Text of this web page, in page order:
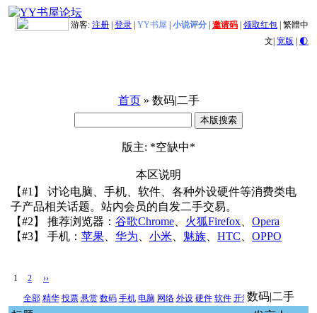
游客: 注册 登录 YY书屋 小说评分 邀请码 领取红包 繁體中
文| 宽版 | 🌓
首页» 数码|二手
版主: *空缺中*
本区说明
【#1】 讨论电脑、手机、软件、各种外设硬件等消费类电
子产品相关话题。站内会员的自发二手交易。
【#2】 推荐浏览器： 谷歌Chrome 火狐Firefox
Opera
【#3】 手机： 苹果 华为 小米 魅族 HTC OPPO
1 2
››
全部 精华 投票 悬赏 数码 手机 电脑 网络 外设 硬件 软件 开箱 二手交易 新闻
数码|二手